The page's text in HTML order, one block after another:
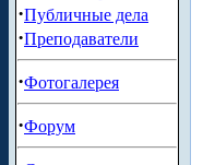
·Публичные дела
·Преподаватели
·Фотогалерея
·Форум